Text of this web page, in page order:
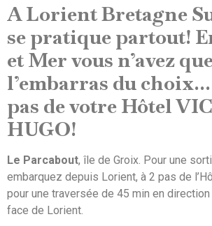
A Lorient Bretagne
se pratique partout!
et Mer vous n’avez
l’embarras du
pas de votre Hôtel
HUGO!
Le Parcabout, île de Groix. Pour une
embarquez depuis Lorient, à 2 pas de
pour une traversée de 45 min en direction
face de Lorient.